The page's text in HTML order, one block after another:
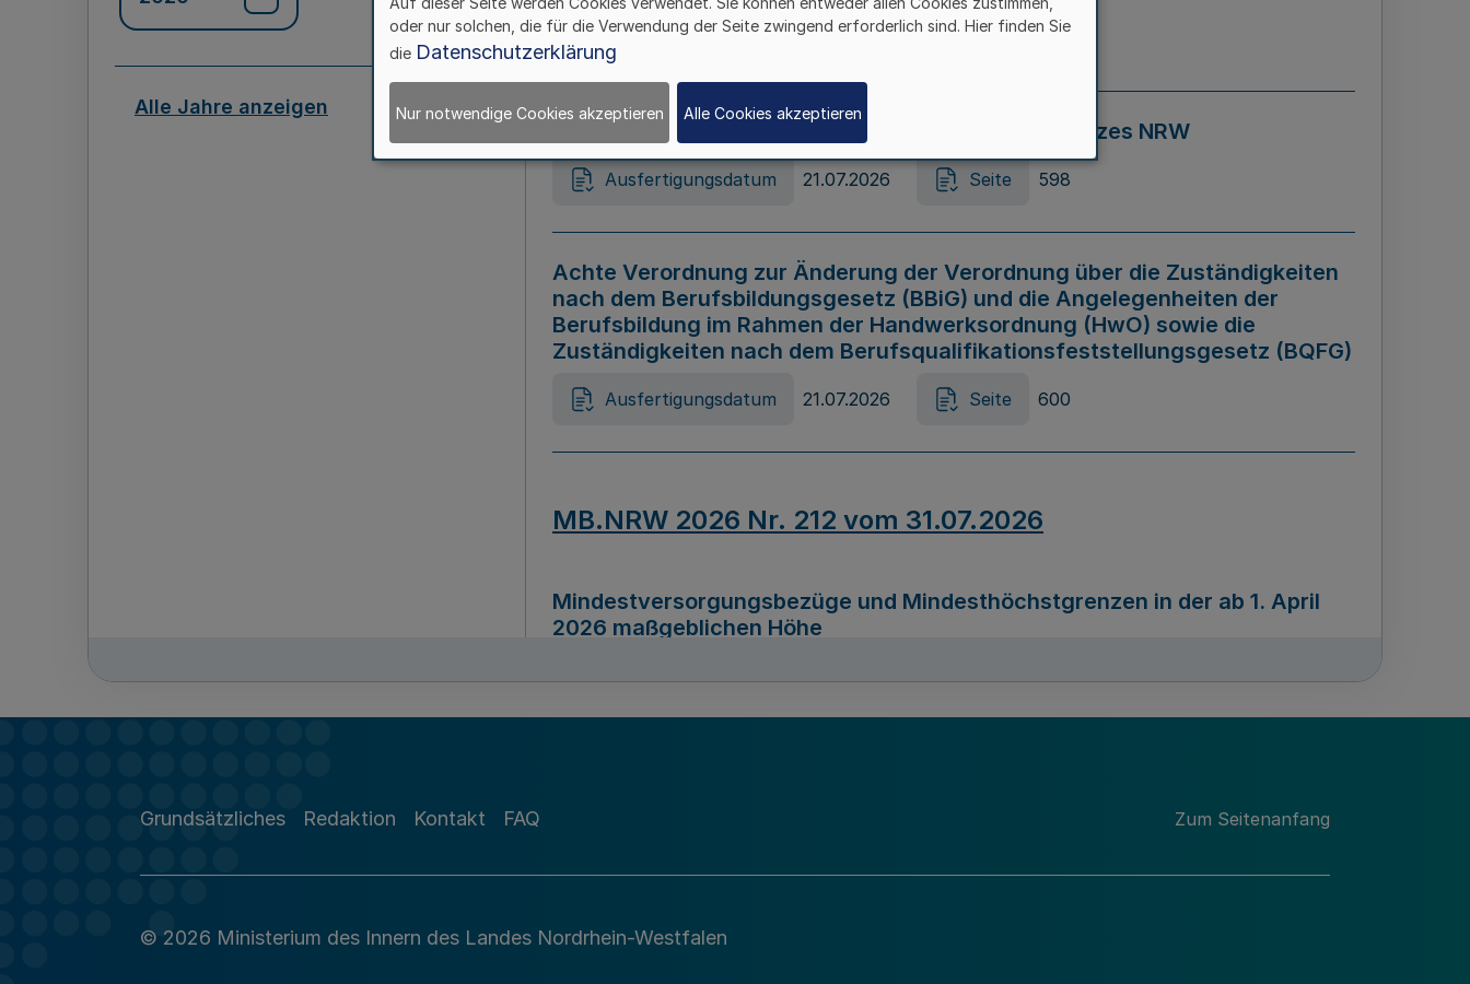
Alle Jahre anzeigen
Ausfertigungsdatum 21.07.2026 Seite 595
Gesetz zur Änderung des Online-Casinospiel Gesetzes NRW
Ausfertigungsdatum 21.07.2026 Seite 598
Achte Verordnung zur Änderung der Verordnung über die Zuständigkeiten
nach dem Berufsbildungsgesetz (BBiG) und die Angelegenheiten der
Berufsbildung im Rahmen der Handwerksordnung (HwO) sowie die
Zuständigkeiten nach dem Berufsqualifikationsfeststellungsgesetz (BQFG)
Ausfertigungsdatum 21.07.2026 Seite 600
MB.NRW 2026 Nr. 212 vom 31.07.2026
Mindestversorgungsbezüge und Mindesthöchstgrenzen in der ab 1. April
2026 maßgeblichen Höhe
Richtlinie zur Durchführung des Förderprogramms „Mittelstand Innovativ &
Grundsätzliches Redaktion Kontakt FAQ Zum Seitenanfang
© 2026 Ministerium des Innern des Landes Nordrhein-Westfalen
oder nur solchen, die für die Verwendung der Seite zwingend erforderlich sind. Hier finden Sie
die Datenschutzerklärung
Nur notwendige Cookies akzeptieren Alle Cookies akzeptieren